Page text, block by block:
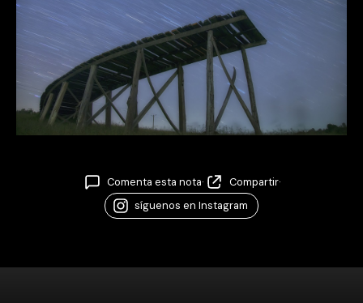
Comenta esta nota· Compartir·
síguenos en Instagram